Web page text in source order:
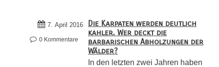
7. April 2016
0 Kommentare
Die Karpaten werden deutlich
kahler. Wer deckt die
barbarischen Abholzungen der
Wälder?
In den letzten zwei Jahren haben